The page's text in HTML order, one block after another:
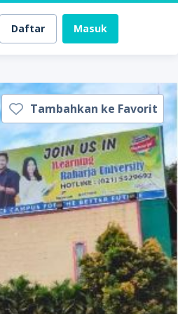
Daftar Masuk
Tambahkan ke Favorit